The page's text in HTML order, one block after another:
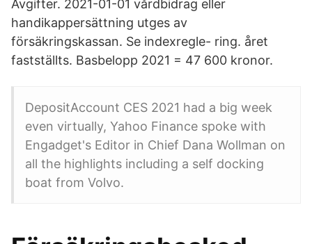
Avgifter. 2021-01-01 vårdbidrag eller
handikappersättning utges av
försäkringskassan. Se indexregle- ring. året
fastställts. Basbelopp 2021 = 47 600 kronor.
DepositAccount CES 2021 had a big week
even virtually, Yahoo Finance spoke with
Engadget's Editor in Chief Dana Wollman on
all the highlights including a self docking
boat from Volvo.